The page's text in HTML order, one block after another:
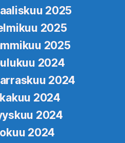
2025
2025
2025
2024
2024
2024
2024
2024